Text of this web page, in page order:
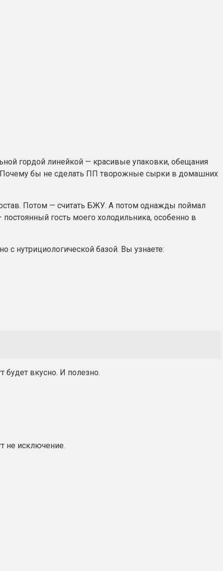
гордой линейкой — красивые упаковки, обещания
Почему бы не сделать ПП творожные сырки в домашних
Потом — считать БЖУ. А потом однажды поймал
гость моего холодильника, особенно в
нутрициологической базой. Вы узнаете:
вкусно. И полезно.
не исключение.